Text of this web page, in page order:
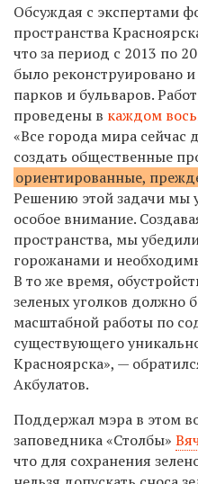
Обсуждая с экспертами
пространства
что за период с 2013 по
было реконструировано
парков и бульваров.
проведены в каждом
«Все города мира сейчас
создать общественные
ориентированные,
Решению этой задачи мы
особое внимание.
пространства, мы
горожанами и
В то же время,
зеленых уголков должно
масштабной работы по
существующего
Красноярска», —
Акбулатов.
Поддержал мэра в этом
заповедника «Столбы»
что для сохранения